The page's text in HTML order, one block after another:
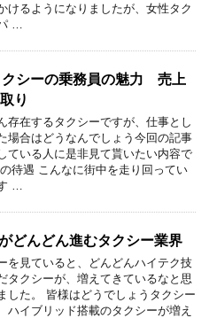
けるようになりましたが、女性タク
…
クシーの乗務員の魅力 売上
り
存在するタクシーですが、仕事とし
場合はどうなんでしょう今回の記事
ている人に是非見て貰いたい内容で
待遇 こんなに街中を走り回ってい
…
どんどん進むタクシー業界
を見ていると、どんどんハイテク技
タクシーが、増えてきているなと思
した。 皆様はどうでしょうタクシー
ハイブリッド搭載のタクシーが増え